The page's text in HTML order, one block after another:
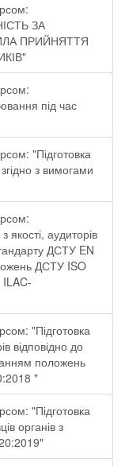
ЗА
ПРИЙНЯТТЯ
під час
"Підготовка
з вимогами
якості, аудиторів
ДСТУ EN
ДСТУ ISO
"Підготовка
відповідно до
положень
"
"Підготовка
органів з